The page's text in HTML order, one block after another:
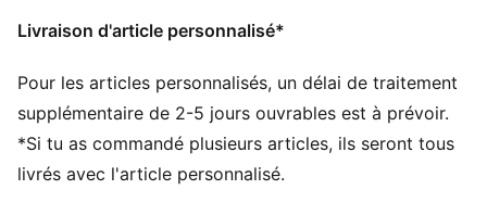
Avec une nouvelle bande velcro au milieu du pied, ces
maintien une fois ajustées
Talon : Talon plat
Semelle extérieure en caoutchouc au design
polyvalent pour permettre aux jeunes athlètes de
passer d'une surface de jeu à l'autre sans
Livraison d'article personnalisé*
Pour les articles personnalisés, un délai de traitement
supplémentaire de 2-5 jours ouvrables est à prévoir.
*Si tu as commandé plusieurs articles, ils seront tous
livrés avec l'article personnalisé.